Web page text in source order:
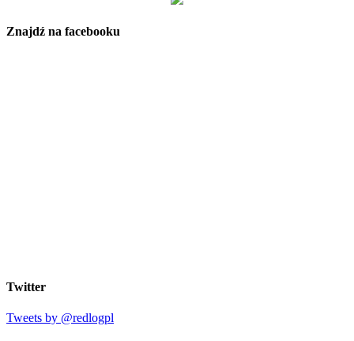
Znajdź na facebooku
Twitter
Tweets by @redlogpl